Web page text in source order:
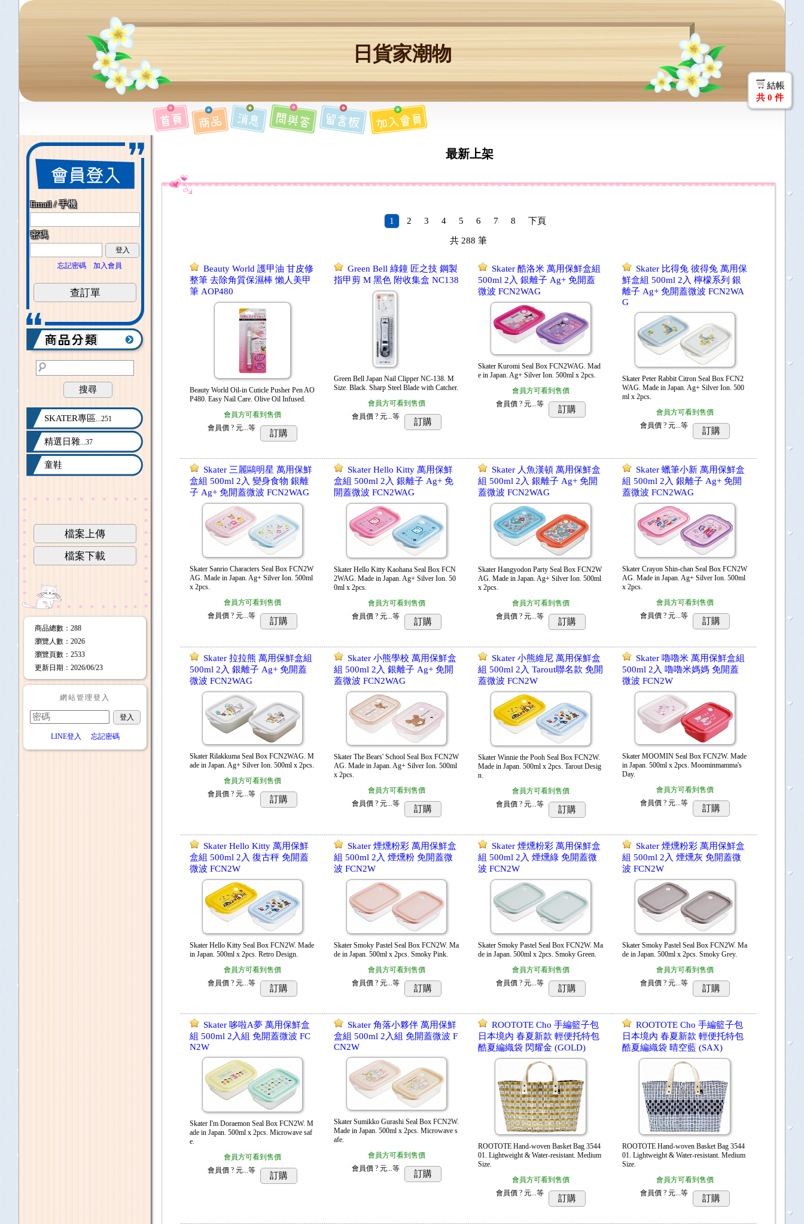
結帳
共 0 件
日貨家潮物
Email / 手機
密碼
登入
忘記密碼
加入會員
查訂單
搜尋
SKATER專區...251
精選日雜...37
童鞋
檔案上傳
檔案下載
商品總數 ：288
瀏覽人數 ： 2026
瀏覽頁數 ： 2533
更新日期 ：2026/06/23
網站管理登入
LINE登入 忘記密碼
最新上架
1 2 3 4 5 6 7 8 下頁
共 288 筆
Beauty World 護甲油 甘皮修
整筆 去除角質保濕棒 懶人美甲
筆 AOP480
Beauty World Oil-in Cuticle Pusher Pen AO
P480. Easy Nail Care. Olive Oil Infused.
會員方可看到售價
會員價? 元...等
訂購
Green Bell 綠鐘 匠之技 鋼製
指甲剪 M 黑色 附收集盒 NC138
Green Bell Japan Nail Clipper NC-138. M
Size. Black. Sharp Steel Blade with Catcher.
會員方可看到售價
會員價? 元...等
訂購
Skater 酷洛米 萬用保鮮盒組
500ml 2入 銀離子 Ag+ 免開蓋
微波 FCN2WAG
Skater Kuromi Seal Box FCN2WAG. Mad
e in Japan. Ag+ Silver Ion. 500ml x 2pcs.
會員方可看到售價
會員價? 元...等
訂購
Skater 比得兔 彼得兔 萬用保
鮮盒組 500ml 2入 檸檬系列 銀
離子 Ag+ 免開蓋微波 FCN2WA
G
Skater Peter Rabbit Citron Seal Box FCN2
WAG. Made in Japan. Ag+ Silver Ion. 500
ml x 2pcs.
會員方可看到售價
會員價? 元...等
訂購
Skater 三麗鷗明星 萬用保鮮
盒組 500ml 2入 變身食物 銀離
子 Ag+ 免開蓋微波 FCN2WAG
Skater Sanrio Characters Seal Box FCN2W
AG. Made in Japan. Ag+ Silver Ion. 500ml
x 2pcs.
會員方可看到售價
會員價? 元...等
訂購
Skater Hello Kitty 萬用保鮮
盒組 500ml 2入 銀離子 Ag+ 免
開蓋微波 FCN2WAG
Skater Hello Kitty Kaohana Seal Box FCN
2WAG. Made in Japan. Ag+ Silver Ion. 50
0ml x 2pcs.
會員方可看到售價
會員價? 元... 等
訂購
Skater 人魚漢頓 萬用保鮮盒
組 500ml 2入 銀離子 Ag+ 免開
蓋微波 FCN2WAG
Skater Hangyodon Party Seal Box FCN2W
AG. Made in Japan. Ag+ Silver Ion. 500ml
x 2pcs.
會員方可看到售價
會員價? 元...等
訂購
Skater 蠟筆小新 萬用保鮮盒
組 500ml 2入 銀離子 Ag+ 免開
蓋微波 FCN2WAG
Skater Crayon Shin-chan Seal Box FCN2W
AG. Made in Japan. Ag+ Silver Ion. 500ml
x 2pcs.
會員方可看到售價
會員價? 元...等
訂購
Skater 拉拉熊 萬用保鮮盒組
500ml 2入 銀離子 Ag+ 免開蓋
微波 FCN2WAG
Skater Rilakkuma Seal Box FCN2WAG. M
ade in Japan. Ag+ Silver Ion. 500ml x 2pcs.
會員方可看到售價
會員價? 元... 等
訂購
Skater 小熊學校 萬用保鮮盒
組 500ml 2入 銀離子 Ag+ 免開
蓋微波 FCN2WAG
Skater The Bears' School Seal Box FCN2W
AG. Made in Japan. Ag+ Silver Ion. 500ml
x 2pcs.
會員方可看到售價
會員價? 元...等
訂購
Skater 小熊維尼 萬用保鮮盒
組 500ml 2入 Tarout聯名款 免開
蓋微波 FCN2W
Skater Winnie the Pooh Seal Box FCN2W.
Made in Japan. 500ml x 2pcs. Tarout Desig
n.
會員方可看到售價
會員價? 元... 等
訂購
Skater 嚕嚕米 萬用保鮮盒組
500ml 2入 嚕嚕米媽媽 免開蓋
微波 FCN2W
Skater MOOMIN Seal Box FCN2W. Made
in Japan. 500ml x 2pcs. Moominmamma's
Day.
會員方可看到售價
會員價? 元... 等
訂購
Skater Hello Kitty 萬用保鮮
盒組 500ml 2入 復古秤 免開蓋
微波 FCN2W
Skater Hello Kitty Seal Box FCN2W. Made
in Japan. 500ml x 2pcs. Retro Design.
會員方可看到售價
會員價? 元... 等
訂購
Skater 煙燻粉彩 萬用保鮮盒
組 500ml 2入 煙燻粉 免開蓋微
波 FCN2W
Skater Smoky Pastel Seal Box FCN2W. Ma
de in Japan. 500ml x 2pcs. Smoky Pink.
會員方可看到售價
會員價? 元... 等
訂購
Skater 煙燻粉彩 萬用保鮮盒
組 500ml 2入 煙燻綠 免開蓋微
波 FCN2W
Skater Smoky Pastel Seal Box FCN2W. Ma
de in Japan. 500ml x 2pcs. Smoky Green.
會員方可看到售價
會員價? 元...等
訂購
Skater 煙燻粉彩 萬用保鮮盒
組 500ml 2入 煙燻灰 免開蓋微
波 FCN2W
Skater Smoky Pastel Seal Box FCN2W. Ma
de in Japan. 500ml x 2pcs. Smoky Grey.
會員方可看到售價
會員價? 元... 等
訂購
Skater 哆啦A夢 萬用保鮮盒
組 500ml 2入組 免開蓋微波 FC
N2W
Skater I'm Doraemon Seal Box FCN2W. M
ade in Japan. 500ml x 2pcs. Microwave saf
e.
會員方可看到售價
會員價? 元... 等
訂購
Skater 角落小夥伴 萬用保鮮
盒組 500ml 2入組 免開蓋微波 F
CN2W
Skater Sumikko Gurashi Seal Box FCN2W.
Made in Japan. 500ml x 2pcs. Microwave s
afe.
會員方可看到售價
會員價? 元...等
訂購
ROOTOTE Cho 手編籃子包
日本境內 春夏新款 輕便托特包
酷夏編織袋 閃耀金 (GOLD)
ROOTOTE Hand-woven Basket Bag 3544
01. Lightweight & Water-resistant. Medium
Size.
會員方可看到售價
會員價? 元...等
訂購
ROOTOTE Cho 手編籃子包
日本境內 春夏新款 輕便托特包
酷夏編織袋 晴空藍 (SAX)
ROOTOTE Hand-woven Basket Bag 3544
01. Lightweight & Water-resistant. Medium
Size.
會員方可看到售價
會員價? 元...等
訂購